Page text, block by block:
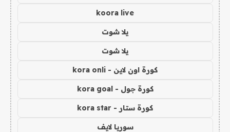
koora live
يلا شوت
يلا شوت
كورة اون لاين - kora onli
كورة جول - kora goal
كورة ستار - kora star
سوريا لايف